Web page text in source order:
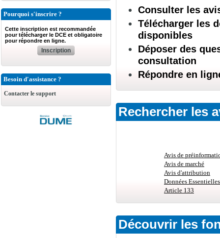
Pourquoi s'inscrire ?
Cette inscription est recommandée
pour télécharger le DCE et obligatoire
pour répondre en ligne.
Inscription
Besoin d'assistance ?
Contacter le support
Consulter les
Télécharger les
disponibles
Déposer des
consultation
Répondre en
Rechercher les
Avis de
Avis de marché
Avis d'attribution
Données Essentielles
Article 133
Découvrir les